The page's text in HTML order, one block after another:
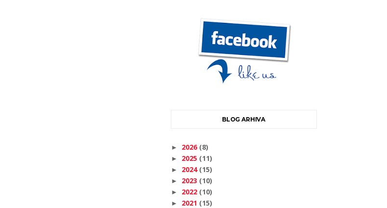
BLOG ARHIVA
► 2026 (8)
► 2025 (11)
► 2024 (15)
► 2023 (10)
► 2022 (10)
► 2021 (15)